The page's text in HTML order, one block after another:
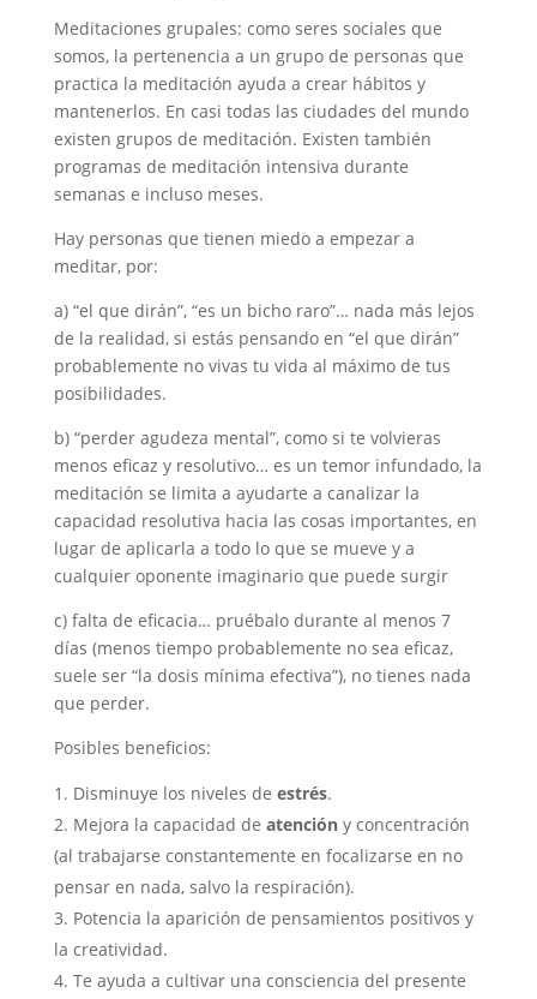
Meditaciones grupales: como seres sociales que
somos, la pertenencia a un grupo de personas que
practica la meditación ayuda a crear hábitos y
mantenerlos. En casi todas las ciudades del mundo
existen grupos de meditación. Existen también
programas de meditación intensiva durante
semanas e incluso meses.
Hay personas que tienen miedo a empezar a
meditar, por:
a) “el que dirán”, “es un bicho raro”… nada más lejos
de la realidad, si estás pensando en “el que dirán”
probablemente no vivas tu vida al máximo de tus
posibilidades.
b) “perder agudeza mental”, como si te volvieras
menos eficaz y resolutivo… es un temor infundado, la
meditación se limita a ayudarte a canalizar la
capacidad resolutiva hacia las cosas importantes, en
lugar de aplicarla a todo lo que se mueve y a
cualquier oponente imaginario que puede surgir
c) falta de eficacia… pruébalo durante al menos 7
días (menos tiempo probablemente no sea eficaz,
suele ser “la dosis mínima efectiva”), no tienes nada
que perder.
Posibles beneficios:
Disminuye los niveles de estrés.
Mejora la capacidad de atencióny concentración
(al trabajarse constantemente en focalizarse en no
pensar en nada, salvo la respiración).
Potencia la aparición de pensamientos positivos y
la creatividad.
Te ayuda a cultivar una consciencia del presente